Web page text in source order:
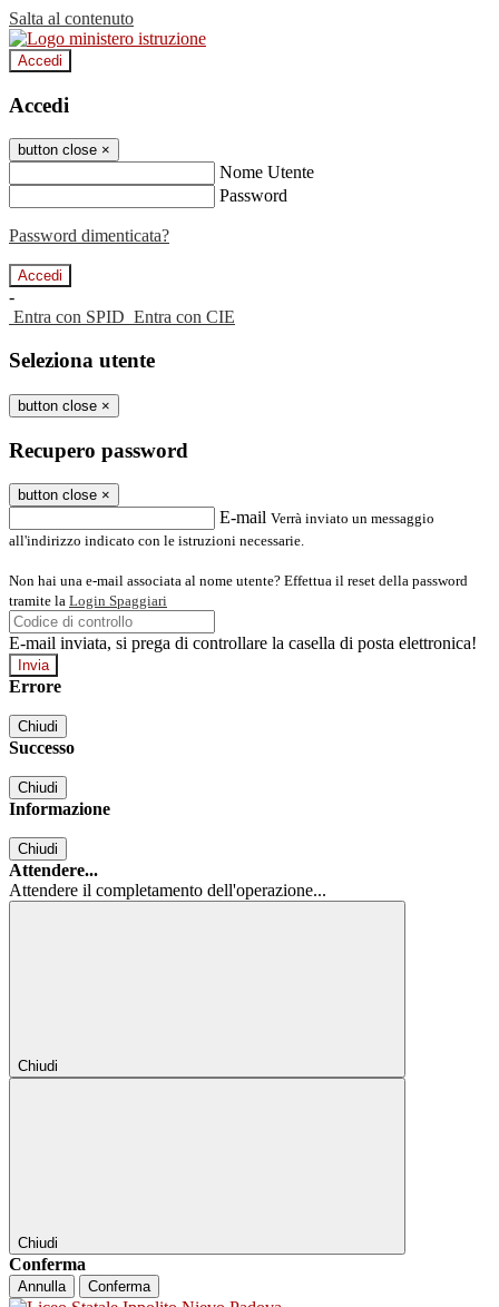
Salta al contenuto
Accedi
Accedi
button close ×
Nome Utente
Password
Password dimenticata?
-
Entra con SPID Entra con CIE
Seleziona utente
button close ×
Recupero password
button close ×
E-mail Verrà inviato un messaggio
all'indirizzo indicato con le istruzioni necessarie.
Non hai una e-mail associata al nome utente? Effettua il reset della password
tramite la Login Spaggiari
E-mail inviata, si prega di controllare la casella di posta elettronica!
Errore
Chiudi
Successo
Chiudi
Informazione
Chiudi
Attendere...
Attendere il completamento dell'operazione...
Chiudi
Chiudi
Conferma
Annulla Conferma